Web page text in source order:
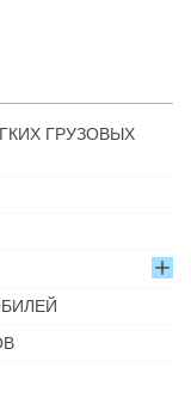
ГРУЗОВЫХ